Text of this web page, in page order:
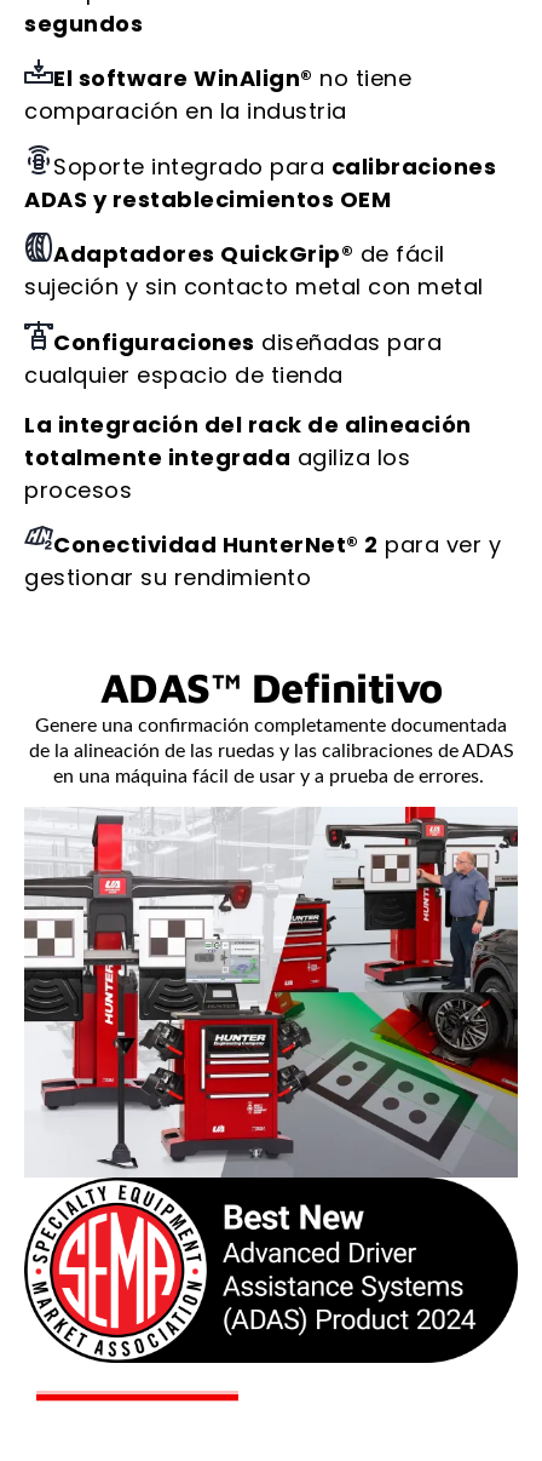
segundos
El software WinAlign® no tiene
comparación en la industria
Soporte integrado para calibraciones
ADAS y restablecimientos OEM
Adaptadores QuickGrip® de fácil
sujeción y sin contacto metal con metal
Configuraciones diseñadas para
cualquier espacio de tienda
La integración del rack de alineación
totalmente integrada agiliza los
procesos
Conectividad HunterNet® 2 para ver y
gestionar su rendimiento
ADAS™ Definitivo
Genere una confirmación completamente documentada
de la alineación de las ruedas y las calibraciones de ADAS
en una máquina fácil de usar y a prueba de errores.